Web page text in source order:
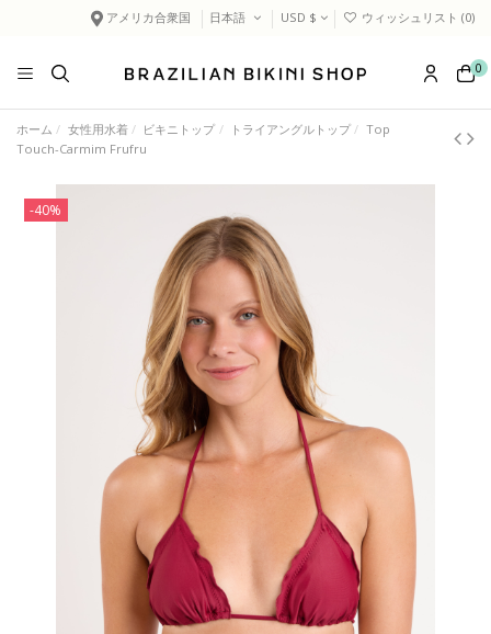
アメリカ合衆国 日本語 USD $ ウィッシュリスト (0)
0
ホーム 女性用水着 ビキニトップ トライアングルトップ
Top
Touch-Carmim Frufru
-40%